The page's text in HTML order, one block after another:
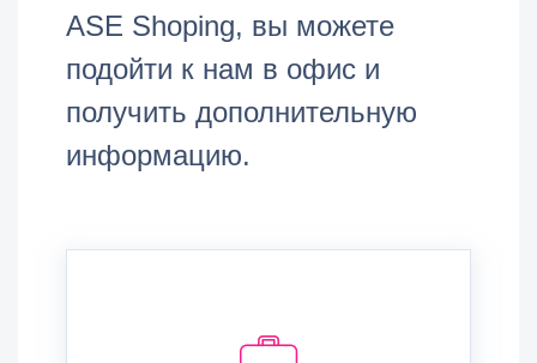
ASE Shoping, вы можете
подойти к нам в офис и
получить дополнительную
информацию.